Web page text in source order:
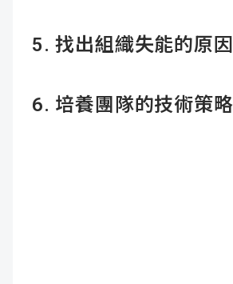
5. 找出組織失能的原因
6. 培養團隊的技術策略